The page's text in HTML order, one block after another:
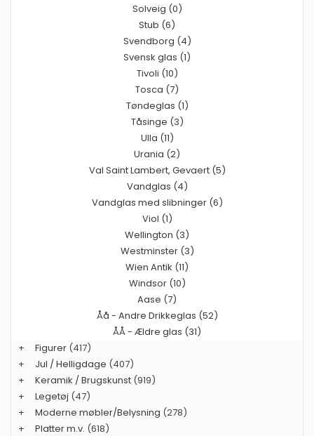
Solveig (0)
Stub (6)
Svendborg (4)
Svensk glas (1)
Tivoli (10)
Tosca (7)
Tøndeglas (1)
Tåsinge (3)
Ulla (11)
Urania (2)
Val Saint Lambert, Gevaert (5)
Vandglas (4)
Vandglas med slibninger (6)
Viol (1)
Wellington (3)
Westminster (3)
Wien Antik (11)
Windsor (10)
Aase (7)
Åå - Andre Drikkeglas (52)
ÅÅ - Ældre glas (31)
+
Figurer (417)
+
Jul / Helligdage (407)
+
Keramik / Brugskunst (919)
+
Legetøj (47)
+
Moderne møbler/Belysning (278)
+
Platter m.v. (618)